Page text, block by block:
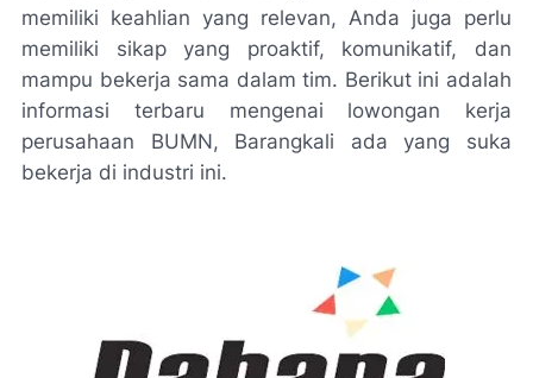
memiliki keahlian yang relevan, Anda juga perlu
memiliki sikap yang proaktif, komunikatif, dan
mampu bekerja sama dalam tim. Berikut ini adalah
informasi terbaru mengenai lowongan kerja
perusahaan BUMN, Barangkali ada yang suka
bekerja di industri ini.